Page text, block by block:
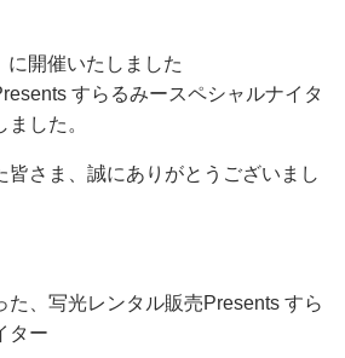
に開催いたしました
すらるみースペシャルナイタ
した。
皆さま、誠にありがとうございまし
た、写光レンタル販売Presents すら
ター